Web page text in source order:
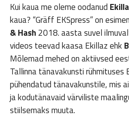
Kui kaua me oleme oodanud
kaua? “Gräff EKSpress” on
& Hash2018. aasta suvel
videos teevad kaasa Ekillaz ehk
Mõlemad mehed on aktiivsed
Tallinna tänavakunsti rühmituses
pühendatud tänavakunstile, mis
ja kodutänavaid värviliste
stiilsemaks muuta.